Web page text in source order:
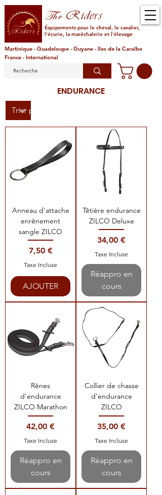
TheRiders
Équipements pour le cheval, le cavalier,
l'écurie, la maréchalerie et l'élevage
Martinique - Guadeloupe - Guyane - Iles de la Caraïbe
France - International
ENDURANCE
Anneau d'attache
enrênement
sangle ZILCO
Prix
7,50 €
Taxe Incluse
AJOUTER
Têtière endurance
ZILCO Deluxe
Prix
34,00 €
Taxe Incluse
Réappro en
cours
Rênes
d'endurance
ZILCO Marathon
Prix
42,00 €
Taxe Incluse
Réappro en
cours
Collier de chasse
d'endurance
ZILCO
Prix
35,00 €
Taxe Incluse
Réappro en
cours